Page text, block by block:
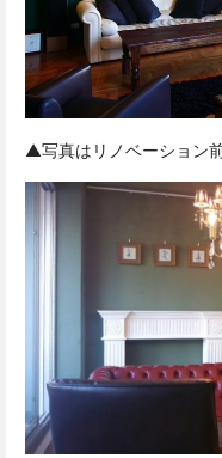
▲写真はリノベーション